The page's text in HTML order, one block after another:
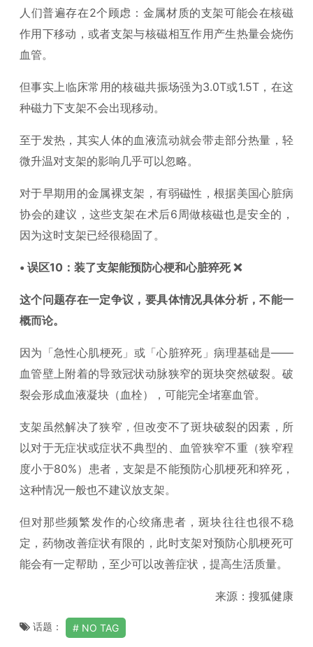
人们普遍存在2个顾虑：金属材质的支架可能会在核磁
作用下移动，或者支架与核磁相互作用产生热量会烧伤
血管。
但事实上临床常用的核磁共振场强为3.0T或1.5T，在这
种磁力下支架不会出现移动。
至于发热，其实人体的血液流动就会带走部分热量，轻
微升温对支架的影响几乎可以忽略。
对于早期用的金属裸支架，有弱磁性，根据美国心脏病
协会的建议，这些支架在术后6周做核磁也是安全的，
因为这时支架已经很稳固了。
• 误区10：装了支架能预防心梗和心脏猝死 ❌
这个问题存在一定争议，要具体情况具体分析，不能一
概而论。
因为「急性心肌梗死」或「心脏猝死」病理基础是——
血管壁上附着的导致冠状动脉狭窄的斑块突然破裂。破
裂会形成血液凝块（血栓），可能完全堵塞血管。
支架虽然解决了狭窄，但改变不了斑块破裂的因素，所
以对于无症状或症状不典型的、血管狭窄不重（狭窄程
度小于80%）患者，支架是不能预防心肌梗死和猝死，
这种情况一般也不建议放支架。
但对那些频繁发作的心绞痛患者，斑块往往也很不稳
定，药物改善症状有限的，此时支架对预防心肌梗死可
能会有一定帮助，至少可以改善症状，提高生活质量。
来源：搜狐健康
话题： NO TAG